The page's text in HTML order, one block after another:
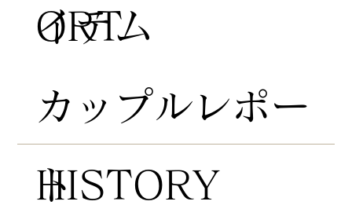
HISTORY
ORT
​カップルレポー
ト
イテム